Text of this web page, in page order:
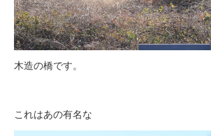
木造の橋です。
これはあの有名な